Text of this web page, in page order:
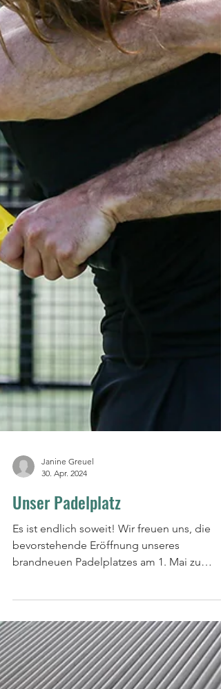
Janine Greuel
30. Apr. 2024
Unser Padelplatz
brandneuen Padelplatzes am 1. Mai zu
verkünden.